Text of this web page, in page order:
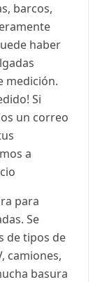
barcos,
haber
medición.
Si
un correo
a
para
Se
de tipos de
camiones,
basura